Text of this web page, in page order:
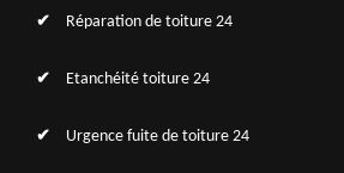
Réparation de toiture 24
Etanchéité toiture 24
Urgence fuite de toiture 24